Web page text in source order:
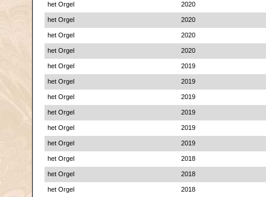
het Orgel 2020
het Orgel 2020
het Orgel 2020
het Orgel 2020
het Orgel 2019
het Orgel 2019
het Orgel 2019
het Orgel 2019
het Orgel 2019
het Orgel 2019
het Orgel 2018
het Orgel 2018
het Orgel 2018